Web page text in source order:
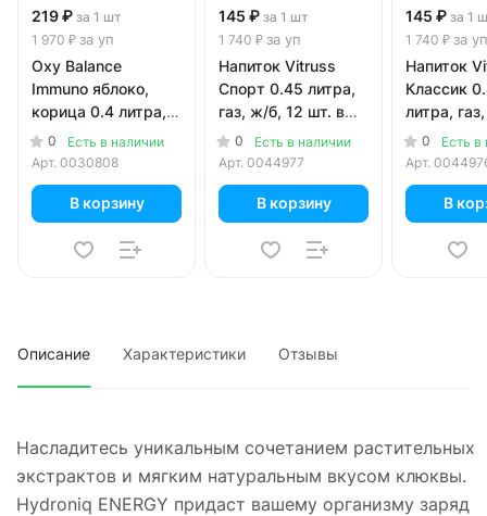
219 ₽ за 1 шт
1 970 ₽ за уп
Oxy Balance
Immuno яблоко,
корица 0.4 литра,
пэт, 9 шт. в уп.
0
Есть в наличии
Арт. 0030808
В корзину
145 ₽ за 1 шт
1 740 ₽ за уп
Напиток Vitruss
Спорт 0.45 литра,
газ, ж/б, 12 шт. в
уп.0
Есть в наличии
Арт. 0044977
В корзину
145 ₽ за 1
1 740 ₽ за уп
Напиток
Классик
литра,
шт. в уп.
0
Есть в
Арт.
В
Описание Характеристики Отзывы
Насладитесь уникальным сочетанием растительных
экстрактов и мягким натуральным вкусом клюквы.
Hydroniq ENERGY придаст вашему организму заряд